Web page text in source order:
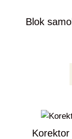
Blok